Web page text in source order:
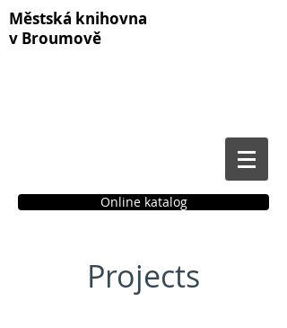
Městská knihovna
v Broumově
Online katalog
Projects